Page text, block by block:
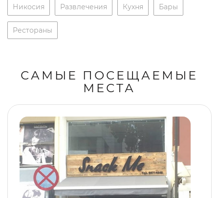
Никосия Развлечения Кухня Бары
Рестораны
САМЫЕ ПОСЕЩАЕМЫЕ
МЕСТА